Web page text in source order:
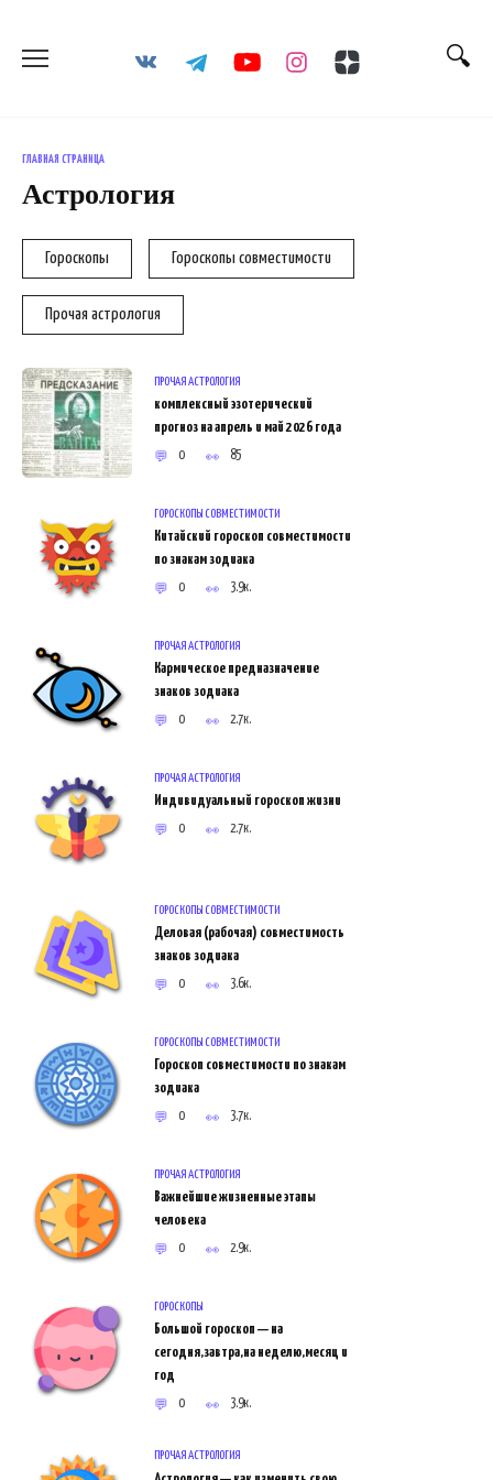
содержанию
ГЛАВНАЯ СТРАНИЦА
Астрология
Гороскопы Гороскопы совместимости
Прочая астрология
ПРОЧАЯ АСТРОЛОГИЯ
комплексный эзотерический
прогноз на апрель и май 2026 года
0 85
ГОРОСКОПЫ СОВМЕСТИМОСТИ
Китайский гороскоп совместимости
по знакам зодиака
0 3.9к.
ПРОЧАЯ АСТРОЛОГИЯ
Кармическое предназначение
знаков зодиака
0 2.7к.
ПРОЧАЯ АСТРОЛОГИЯ
Индивидуальный гороскоп жизни
0 2.7к.
ГОРОСКОПЫ СОВМЕСТИМОСТИ
Деловая (рабочая) совместимость
знаков зодиака
0 3.6к.
ГОРОСКОПЫ СОВМЕСТИМОСТИ
Гороскоп совместимости по знакам
зодиака
0 3.7к.
ПРОЧАЯ АСТРОЛОГИЯ
Важнейшие жизненные этапы
человека
0 2.9к.
ГОРОСКОПЫ
Большой гороскоп — на
сегодня,завтра,на неделю,месяц и
год
0 3.9к.
ПРОЧАЯ АСТРОЛОГИЯ